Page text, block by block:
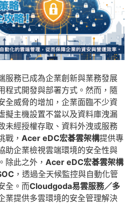
服務已成為企業創新與業務發展
程式開發與部署方式。然而，隨
全威脅的增加，企業面臨不少資
擬主機設置不當以及資料庫洩漏
未經授權存取、資料外洩或服務
戰， Acer eDC宏碁雲架構提供專
助企業檢視雲端環境的安全性與
除此之外， Acer eDC宏碁雲架構
，透過全天候監控與自動化管
全。而Cloudgoda易雲服務／多
業提供多雲環境的安全管理解決